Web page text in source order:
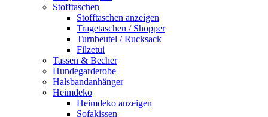
Stofftaschen
Stofftaschen anzeigen
Tragetaschen / Shopper
Turnbeutel / Rucksack
Filzetui
Tassen & Becher
Hundegarderobe
Halsbandanhänger
Heimdeko
Heimdeko anzeigen
Sofakissen